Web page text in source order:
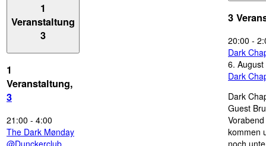
1
Veranstaltung
3
1
Veranstaltung,
3
21:00 - 4:00
The Dark Mønday
@Dunckerclub
3
20:00 -
Dark
6.
Dark
Dark
Guest
kommen
noch